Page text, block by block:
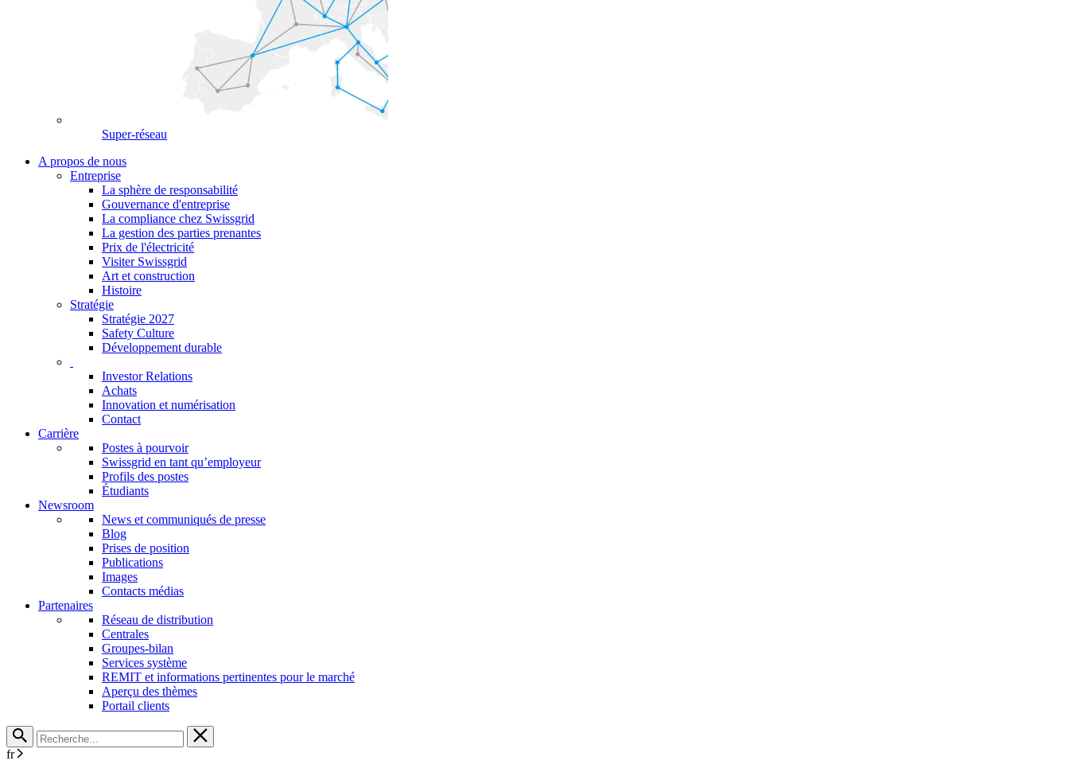
Super-réseau
A propos de nous
Entreprise
La sphère de responsabilité
Gouvernance d'entreprise
La compliance chez Swissgrid
La gestion des parties prenantes
Prix de l'électricité
Visiter Swissgrid
Art et construction
Histoire
Stratégie
Stratégie 2027
Safety Culture
Développement durable
Investor Relations
Achats
Innovation et numérisation
Contact
Carrière
Postes à pourvoir
Swissgrid en tant qu’employeur
Profils des postes
Étudiants
Newsroom
News et communiqués de presse
Blog
Prises de position
Publications
Images
Contacts médias
Partenaires
Réseau de distribution
Centrales
Groupes-bilan
Services système
REMIT et informations pertinentes pour le marché
Aperçu des thèmes
Portail clients
fr